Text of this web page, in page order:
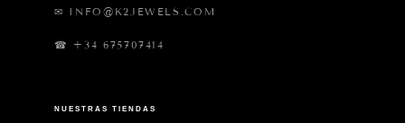
✉ INFO@K2JEWELS.COM
☎ +34 675707414
NUESTRAS TIENDAS